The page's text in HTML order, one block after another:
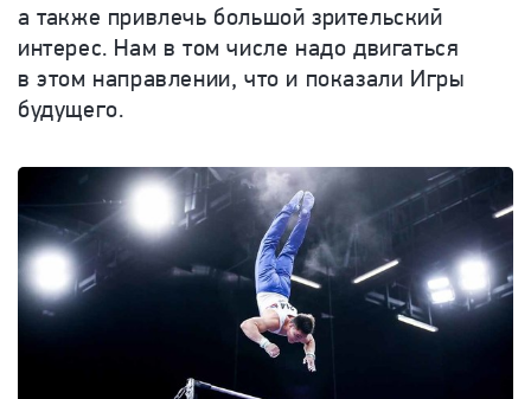
а также привлечь большой зрительский
интерес. Нам в том числе надо двигаться
в этом направлении, что и показали Игры
будущего.